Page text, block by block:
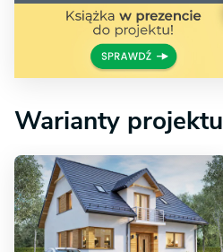
Warianty projektu